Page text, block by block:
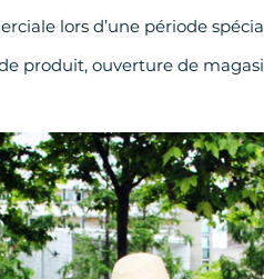
lors d’une période
produit, ouverture de